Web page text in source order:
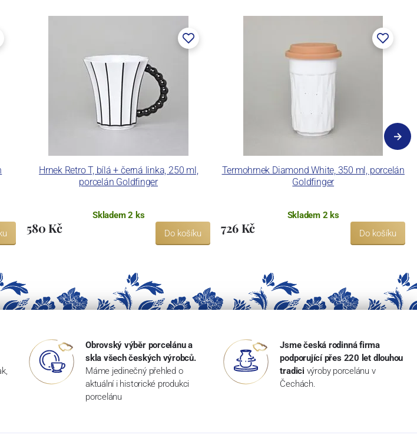
Hrnek Retro T, bílá + černá linka, 250 ml,
porcelán Goldfinger
Skladem 2 ks
580 Kč Do košíku
Termohrnek Diamond White, 350 ml, porcelán
Goldfinger
Skladem 2 ks
726 Kč Do košíku
Obrovský výběr porcelánu a
skla všech českých výrobců.
Máme jedinečný přehled o
aktuální i historické produkci
porcelánu
Jsme česká rodinná firma
podporující přes 220 let dlouhou
tradici výroby porcelánu v
Čechách.